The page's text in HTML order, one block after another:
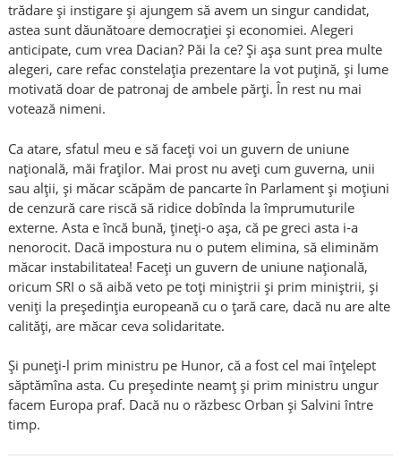
trădare și instigare și ajungem să avem un singur candidat,
astea sunt dăunătoare democrației și economiei. Alegeri
anticipate, cum vrea Dacian? Păi la ce? Și așa sunt prea multe
alegeri, care refac constelația prezentare la vot puțină, și lume
motivată doar de patronaj de ambele părți. În rest nu mai
votează nimeni.
Ca atare, sfatul meu e să faceți voi un guvern de uniune
națională, măi fraților. Mai prost nu aveți cum guverna, unii
sau alții, și măcar scăpăm de pancarte în Parlament și moțiuni
de cenzură care riscă să ridice dobînda la împrumuturile
externe. Asta e încă bună, țineți-o așa, că pe greci asta i-a
nenorocit. Dacă impostura nu o putem elimina, să eliminăm
măcar instabilitatea! Faceți un guvern de uniune națională,
oricum SRI o să aibă veto pe toți miniștrii și prim miniștrii, și
veniți la președinția europeană cu o țară care, dacă nu are alte
calități, are măcar ceva solidaritate.
Și puneți-l prim ministru pe Hunor, că a fost cel mai înțelept
săptămîna asta. Cu președinte neamț și prim ministru ungur
facem Europa praf. Dacă nu o răzbesc Orban și Salvini între
timp.